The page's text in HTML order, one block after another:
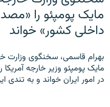
مایک پومپئو را
داخلی کشور» خواند
بهرام قاسمی، سخنگوی وزارت
مایک پومپئو وزیر خارجه
در امور ایران خواند و به